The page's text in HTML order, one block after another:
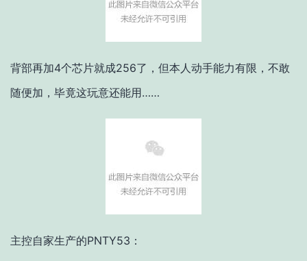
背部再加4个芯片就成256了，但本人动手能力有限，不敢
随便加，毕竟这玩意还能用……
主控自家生产的PNTY53：